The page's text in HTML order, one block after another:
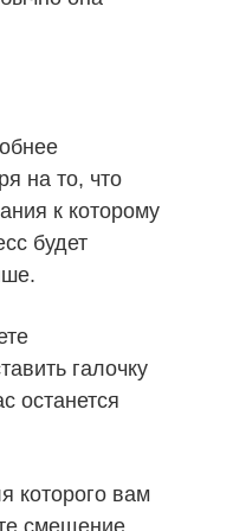
на то, что
к которому
будет
галочку
останется
которого вам
смещение.